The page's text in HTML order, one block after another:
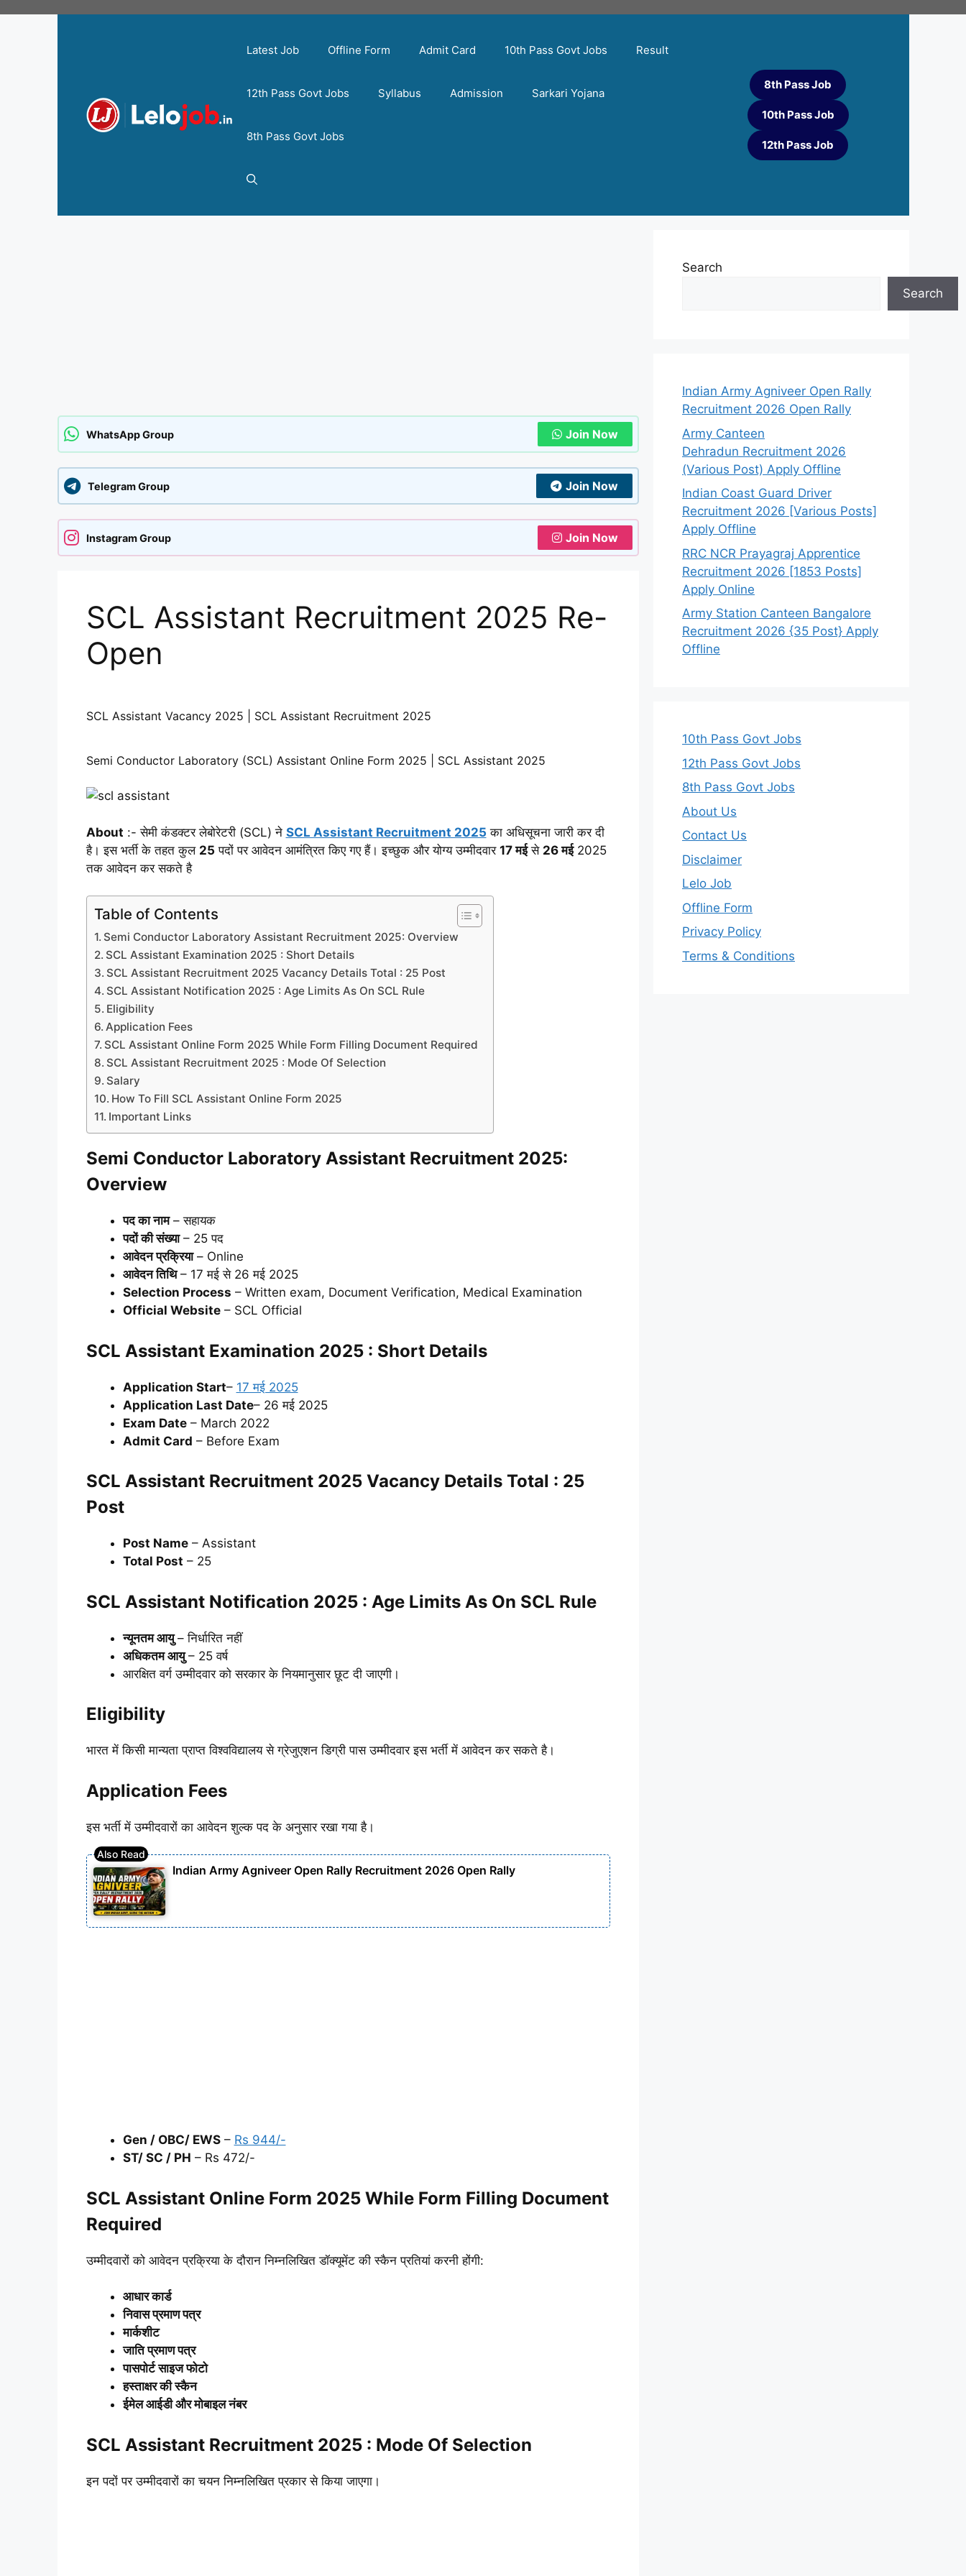
Latest Job Offline Form Admit Card 10th Pass Govt Jobs Result
12th Pass Govt Jobs Syllabus Admission Sarkari Yojana
8th Pass Govt Jobs
8th Pass Job
10th Pass Job
12th Pass Job
WhatsApp Group Join Now
Telegram Group Join Now
Instagram Group Join Now
SCL Assistant Recruitment 2025 Re-
Open
SCL Assistant Vacancy 2025 | SCL Assistant Recruitment 2025
Semi Conductor Laboratory (SCL) Assistant Online Form 2025 | SCL Assistant 2025
About :- सेमी कंडक्टर लेबोरेटरी (SCL) ने SCL Assistant Recruitment 2025 का अधिसूचना जारी कर दी
है। इस भर्ती के तहत कुल 25 पदों पर आवेदन आमंत्रित किए गए हैं। इच्छुक और योग्य उम्मीदवार 17 मईसे 26 मई2025
तक आवेदन कर सकते है
Table of Contents
Semi Conductor Laboratory Assistant Recruitment 2025: Overview
SCL Assistant Examination 2025 : Short Details
SCL Assistant Recruitment 2025 Vacancy Details Total : 25 Post
SCL Assistant Notification 2025 : Age Limits As On SCL Rule
Eligibility
Application Fees
SCL Assistant Online Form 2025 While Form Filling Document Required
SCL Assistant Recruitment 2025 : Mode Of Selection
Salary
How To Fill SCL Assistant Online Form 2025
Important Links
Semi Conductor Laboratory Assistant Recruitment 2025:
Overview
पद का नाम– सहायक
पदों की संख्या– 25 पद
आवेदन प्रक्रिया– Online
आवेदन तिथि– 17 मई से 26 मई 2025
Selection Process – Written exam, Document Verification, Medical Examination
Official Website– SCL Official
SCL Assistant Examination 2025 : Short Details
Application Start– 17 मई 2025
Application Last Date– 26 मई 2025
Exam Date– March 2022
Admit Card – Before Exam
SCL Assistant Recruitment 2025 Vacancy Details Total : 25
Post
Post Name– Assistant
Total Post – 25
SCL Assistant Notification 2025 : Age Limits As On SCL Rule
न्यूनतम आयु– निर्धारित नहीं
अधिकतम आयु– 25 वर्ष
आरक्षित वर्ग उम्मीदवार को सरकार के नियमानुसार छूट दी जाएगी।
Eligibility
भारत में किसी मान्यता प्राप्त विश्वविद्यालय से ग्रेजुएशन डिग्री पास उम्मीदवार इस भर्ती में आवेदन कर सकते है।
Application Fees
इस भर्ती में उम्मीदवारों का आवेदन शुल्क पद के अनुसार रखा गया है।
Indian Army Agniveer Open Rally Recruitment 2026 Open Rally
Gen / OBC/ EWS– Rs 944/-
ST/ SC / PH – Rs 472/-
SCL Assistant Online Form 2025 While Form Filling Document
Required
उम्मीदवारों को आवेदन प्रक्रिया के दौरान निम्नलिखित डॉक्यूमेंट की स्कैन प्रतियां करनी होंगी:
आधार कार्ड
निवास प्रमाण पत्र
मार्कशीट
जाति प्रमाण पत्र
पासपोर्ट साइज फोटो
हस्ताक्षर की स्कैन
ईमेल आईडी और मोबाइल नंबर
SCL Assistant Recruitment 2025 : Mode Of Selection
इन पदों पर उम्मीदवारों का चयन निम्नलिखित प्रकार से किया जाएगा।
Search
Search
Indian Army Agniveer Open Rally
Recruitment 2026 Open Rally
Army Canteen
Dehradun Recruitment 2026
(Various Post) Apply Offline
Indian Coast Guard Driver
Recruitment 2026 [Various Posts]
Apply Offline
RRC NCR Prayagraj Apprentice
Recruitment 2026 [1853 Posts]
Apply Online
Army Station Canteen Bangalore
Recruitment 2026 {35 Post} Apply
Offline
10th Pass Govt Jobs
12th Pass Govt Jobs
8th Pass Govt Jobs
About Us
Contact Us
Disclaimer
Lelo Job
Offline Form
Privacy Policy
Terms & Conditions